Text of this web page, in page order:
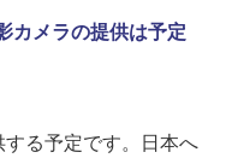
カメラの提供は予定
る予定です。日本へ